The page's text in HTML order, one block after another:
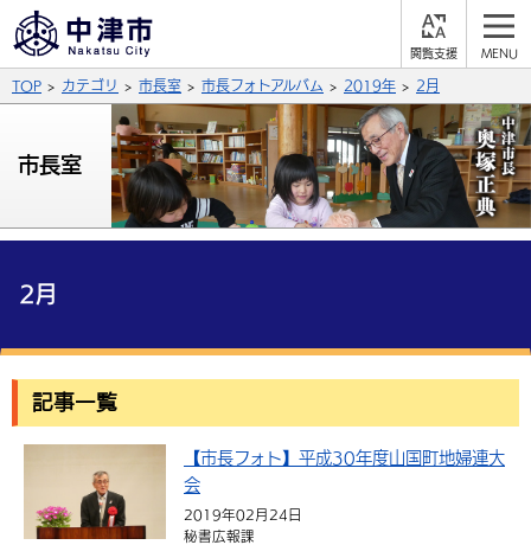
支
ふりがなをつける
背景色
青
文字の大きさ
拡大 標準 縮小
英語（English）
サイト内検索
くらしの情報
届出・登録・証明
健康・予防
税金 住宅・インフラ
事業者の方へ
産業・雇用
農林水産業 税金
施設情報 子どもを預ける
観光・移住
TOP カテゴリ 市長室 市長フォトアルバム 2019年 2月
市長室
2月
記事一覧
【市長フォト】平成30年度山国町地婦連大
会
2019年02月24日
秘書広報課